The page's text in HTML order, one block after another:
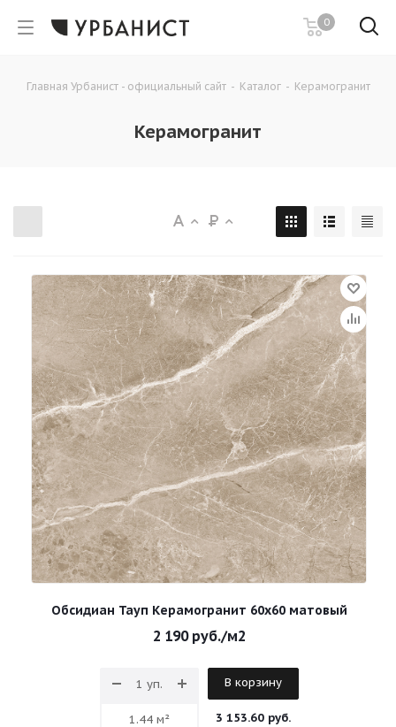
0
Главная Урбанист - официальный сайт - Каталог - Керамогранит
Керамогранит
Обсидиан Тауп Керамогранит 60х60 матовый
2 190руб./м2
В корзину
3 153.60 руб.